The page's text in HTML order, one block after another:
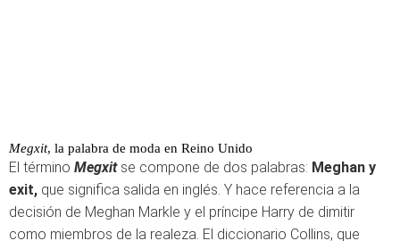
Megxit, la palabra de moda en Reino Unido
El término Megxitse compone de dos palabras: Meghan y
exit, que significa salida en inglés. Y hace referencia a la
decisión de Meghan Markle y el príncipe Harry de dimitir
como miembros de la realeza. El diccionario Collins, que